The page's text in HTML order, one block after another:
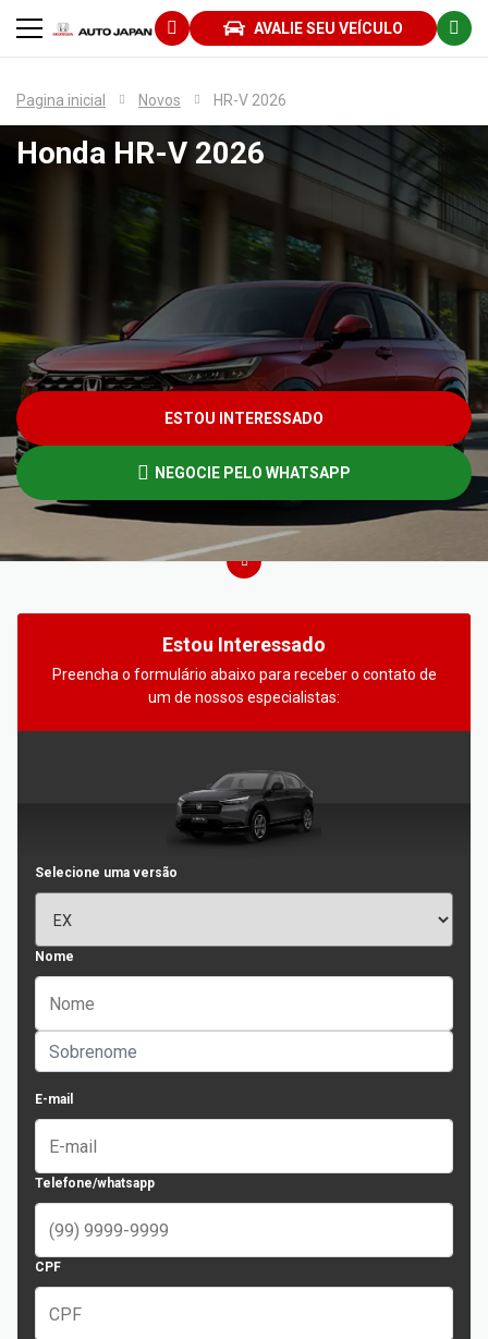
AVALIE SEU VEÍCULO
Pagina inicial Novos HR-V 2026
Honda HR-V 2026
ESTOU INTERESSADO
NEGOCIE PELO WHATSAPP
Estou Interessado
Preencha o formulário abaixo para receber o contato de
um de nossos especialistas:
Selecione uma versão
Nome
E-mail
Telefone/whatsapp
CPF